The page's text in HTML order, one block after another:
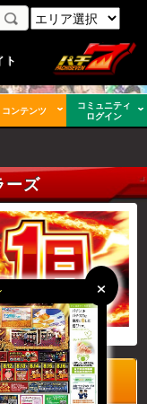
×
×
ト
コンテンツ
コミュニティ
ログイン
ーズ
ポートはこちら